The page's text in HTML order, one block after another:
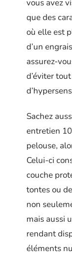
vous avez
que des
où elle est
d’un
assurez-
d’éviter
Sachez
entretien
pelouse,
Celui-ci
couche
tontes ou
non
mais aussi
rendant
éléments